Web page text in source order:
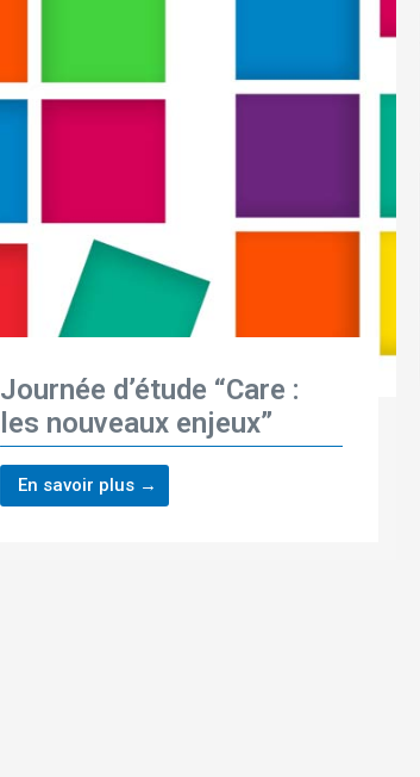
Journée d’étude “Care :
les nouveaux enjeux”
En savoir plus →